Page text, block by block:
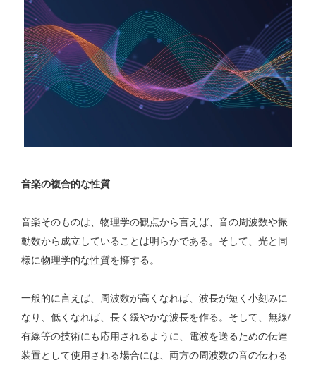
音楽の複合的な性質
音楽そのものは、物理学の観点から言えば、音の周波数や振
動数から成立していることは明らかである。そして、光と同
様に物理学的な性質を擁する。
一般的に言えば、周波数が高くなれば、波長が短く小刻みに
なり、低くなれば、長く緩やかな波長を作る。そして、無線/
有線等の技術にも応用されるように、電波を送るための伝達
装置として使用される場合には、両方の周波数の音の伝わる